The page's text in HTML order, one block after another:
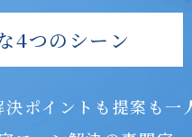
4つのシーン
ポイントも提案も一